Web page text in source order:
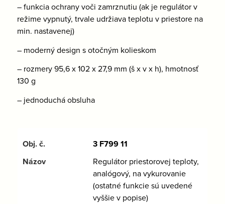
– funkcia ochrany voči zamrznutiu (ak je regulátor v
režime vypnutý, trvale udržiava teplotu v priestore na
min. nastavenej)
– moderný design s otočným kolieskom
– rozmery 95,6 x 102 x 27,9 mm (š x v x h), hmotnosť
130 g
– jednoduchá obsluha
3 F799 11
Regulátor priestorovej teploty,
analógový, na vykurovanie
(ostatné funkcie sú uvedené
vyššie v popise)